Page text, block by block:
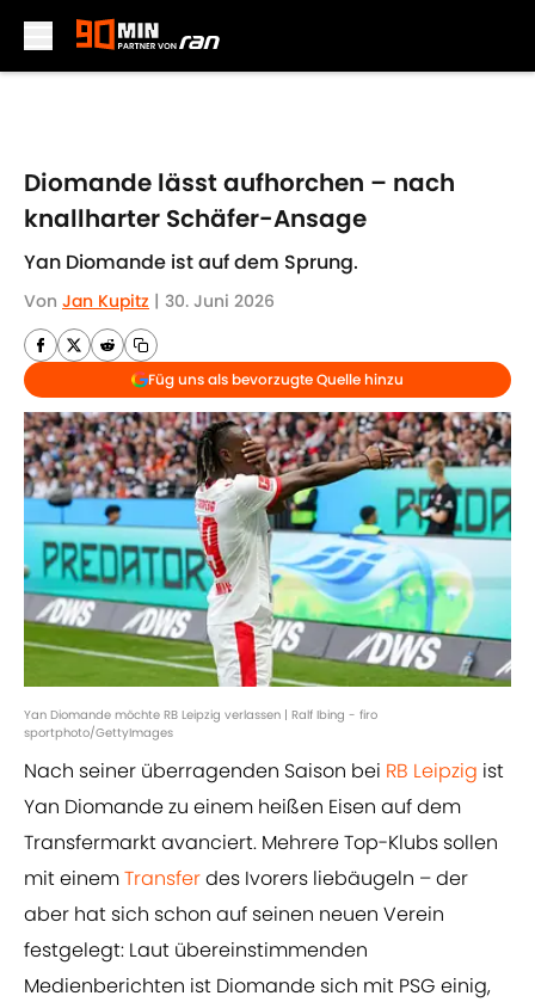
Diomande lässt aufhorchen – nach
knallharter Schäfer-Ansage
Yan Diomande ist auf dem Sprung.
Von Jan Kupitz | 30. Juni 2026
Füg uns als bevorzugte Quelle hinzu
Yan Diomande möchte RB Leipzig verlassen | Ralf Ibing - firo
sportphoto/GettyImages
Nach seiner überragenden Saison bei RB Leipzig ist
Yan Diomande zu einem heißen Eisen auf dem
Transfermarkt avanciert. Mehrere Top-Klubs sollen
mit einemTransferdes Ivorers liebäugeln – der
aber hat sich schon auf seinen neuen Verein
festgelegt: Laut übereinstimmenden
Medienberichten ist Diomande sich mit PSG einig,